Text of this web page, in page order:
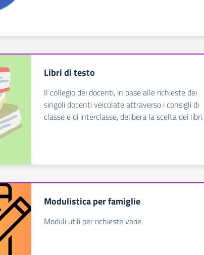
Libri di testo
Il collegio dei docenti, in base alle richieste dei
singoli docenti veicolate attraverso i consigli di
classe e di interclasse, delibera la scelta dei libri.
Modulistica per famiglie
Moduli utili per richieste varie.